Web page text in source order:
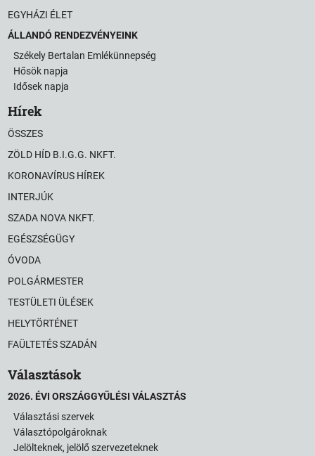
EGYHÁZI ÉLET
ÁLLANDÓ RENDEZVÉNYEINK
Székely Bertalan Emlékünnepség
Hősök napja
Idősek napja
Hírek
ÖSSZES
ZÖLD HÍD B.I.G.G. NKFT.
KORONAVÍRUS HÍREK
INTERJÚK
SZADA NOVA NKFT.
EGÉSZSÉGÜGY
ÓVODA
POLGÁRMESTER
TESTÜLETI ÜLÉSEK
HELYTÖRTÉNET
FAÜLTETÉS SZADÁN
Választások
2026. ÉVI ORSZÁGGYŰLÉSI VÁLASZTÁS
Választási szervek
Választópolgároknak
Jelölteknek, jelölő szervezeteknek